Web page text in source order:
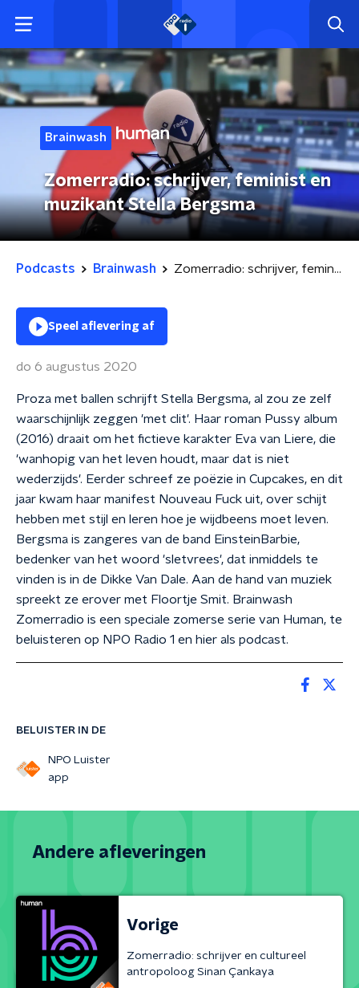
Brainwash
Zomerradio: schrijver, feminist en
muzikant Stella Bergsma
Podcasts Brainwash Zomerradio: schrijver, feminist en muzikant Stella Bergsma
BELUISTER IN DE
NPO Luister
app
Speel aflevering af
do 6 augustus 2020
Proza met ballen schrijft Stella Bergsma, al zou ze zelf
waarschijnlijk zeggen 'met clit'. Haar roman Pussy album
(2016) draait om het fictieve karakter Eva van Liere, die
'wanhopig van het leven houdt, maar dat is niet
wederzijds'. Eerder schreef ze poëzie in Cupcakes, en dit
jaar kwam haar manifest Nouveau Fuck uit, over schijt
hebben met stijl en leren hoe je wijdbeens moet leven.
Bergsma is zangeres van de band EinsteinBarbie,
bedenker van het woord 'sletvrees', dat inmiddels te
vinden is in de Dikke Van Dale. Aan de hand van muziek
spreekt ze erover met Floortje Smit. Brainwash
Zomerradio is een speciale zomerse serie van Human, te
beluisteren op NPO Radio 1 en hier als podcast.
Andere afleveringen
Vorige
Zomerradio: schrijver en cultureel
antropoloog Sinan Çankaya